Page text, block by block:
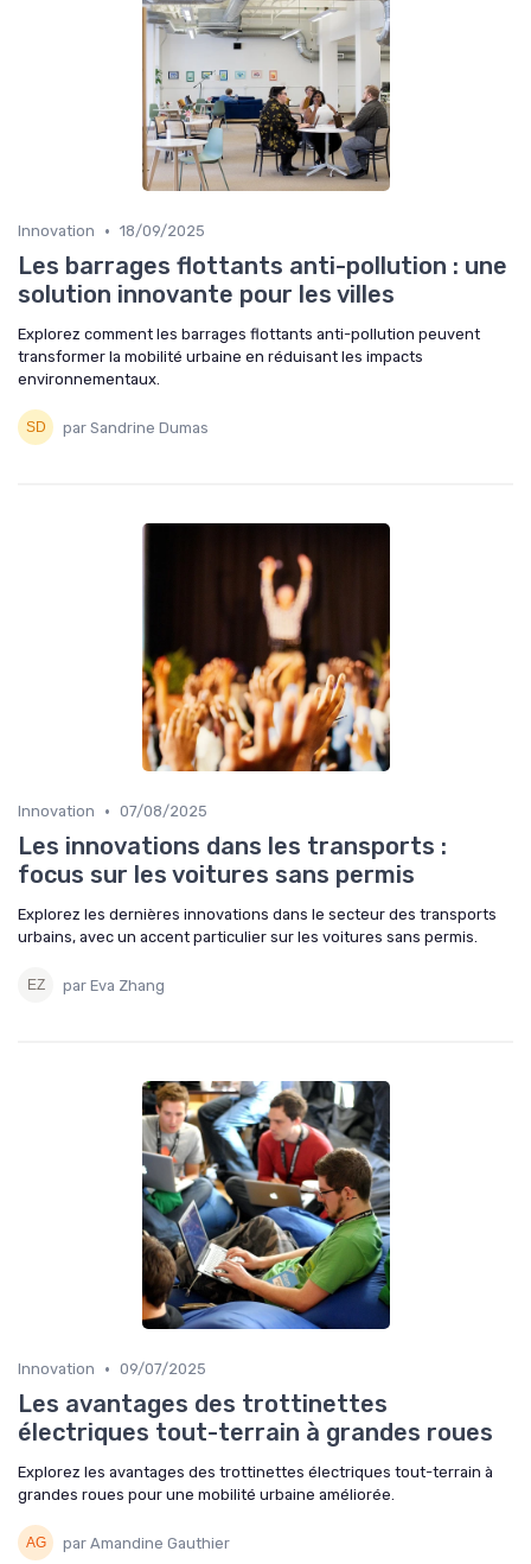
Innovation • 18/09/2025
Les barrages flottants anti-pollution : une
solution innovante pour les villes
Explorez comment les barrages flottants anti-pollution peuvent
transformer la mobilité urbaine en réduisant les impacts
environnementaux.
par Sandrine Dumas
Innovation • 07/08/2025
Les innovations dans les transports :
focus sur les voitures sans permis
Explorez les dernières innovations dans le secteur des transports
urbains, avec un accent particulier sur les voitures sans permis.
par Eva Zhang
Innovation • 09/07/2025
Les avantages des trottinettes
électriques tout-terrain à grandes roues
Explorez les avantages des trottinettes électriques tout-terrain à
grandes roues pour une mobilité urbaine améliorée.
par Amandine Gauthier